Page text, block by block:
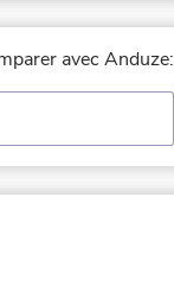
avec Anduze: